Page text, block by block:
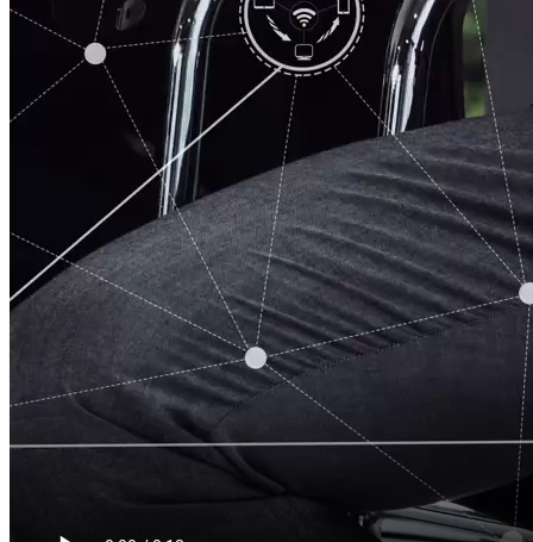
1
Evaluación inicial
Analizamos tu página web, servicios, ubicación, competencia y
oportunidades digitales.
Investigación SEO
Buscamos palabras clave relevantes para tu industria y área de
servicio.
Optimización web
Ajustamos títulos, textos, estructura, meta descripciones, imágenes y
elementos básicos.